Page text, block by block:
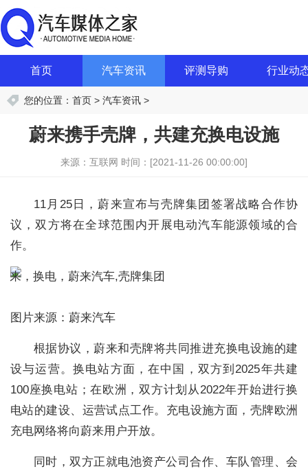
首页 汽车资讯 评测导购 行业动
您的位置： 首页 > 汽车资讯 >
蔚来携手壳牌，共建充换电设施
来源：互联网 时间：[2021-11-26 00:00:00]
11月25日，蔚来宣布与壳牌集团签署战略合作协
议，双方将在全球范围内开展电动汽车能源领域的合
作。
图片来源：蔚来汽车
根据协议，蔚来和壳牌将共同推进充换电设施的建
设与运营。换电站方面，在中国，双方到2025年共建
100座换电站；在欧洲，双方计划从2022年开始进行换
电站的建设、运营试点工作。充电设施方面，壳牌欧洲
充电网络将向蔚来用户开放。
同时，双方正就电池资产公司合作、车队管理、会